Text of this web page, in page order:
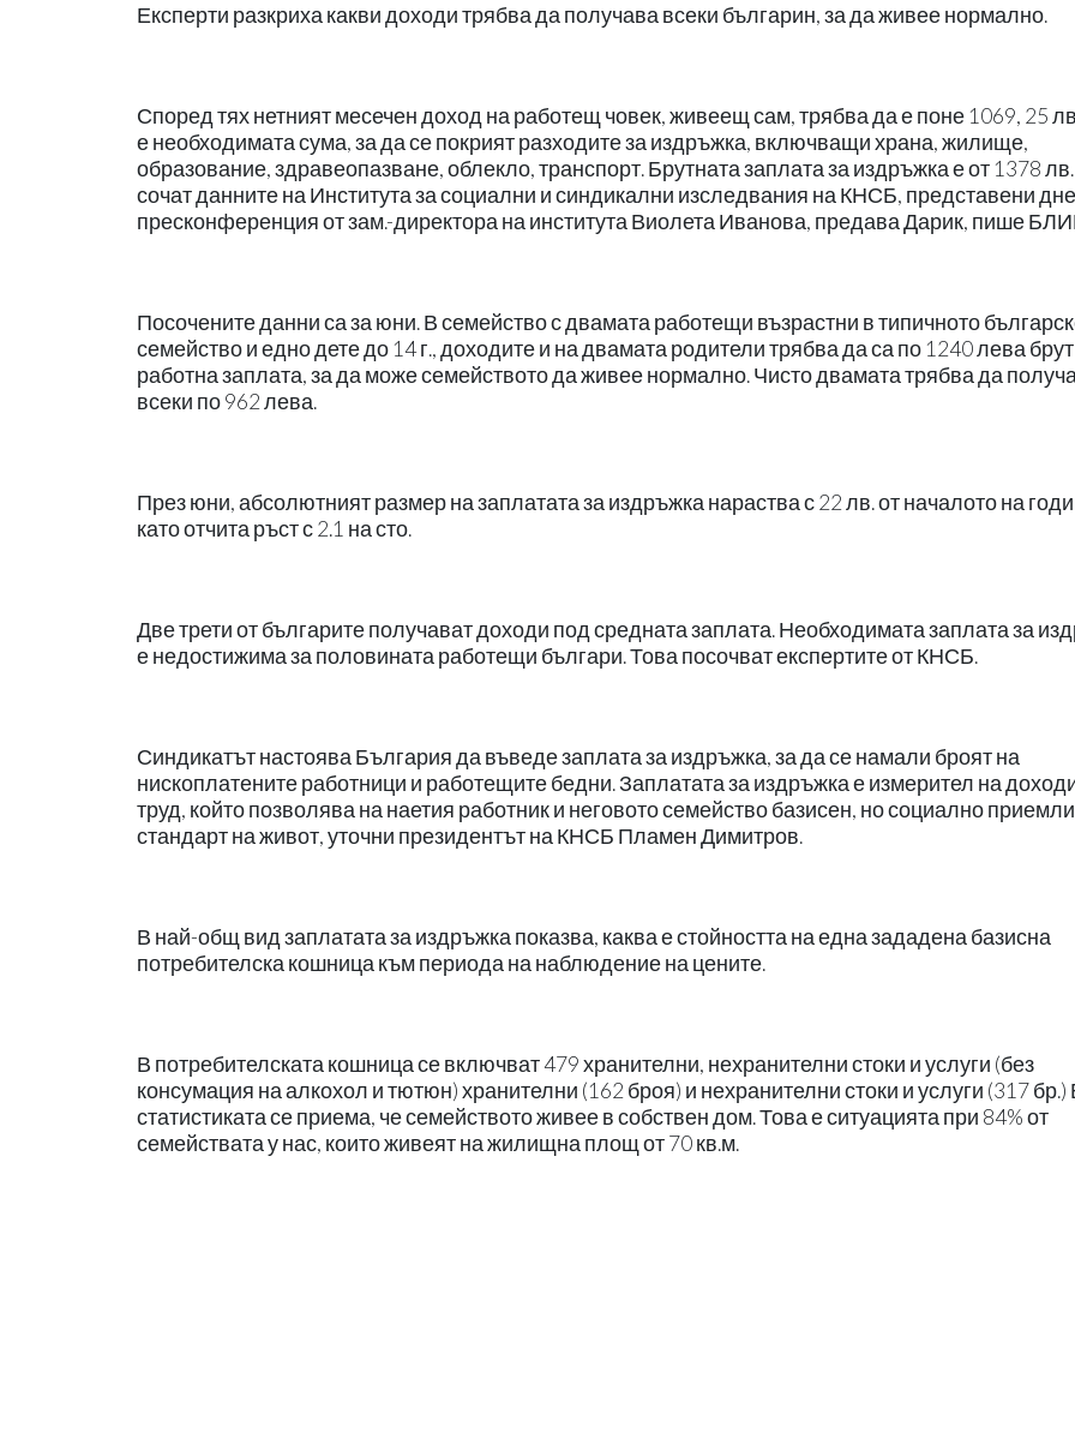
Експерти разкриха какви доходи трябва да получава всеки българин, за да живее нормално.
Според тях нетният месечен доход на работещ човек, живеещ сам, трябва да е поне 1069, 25
е необходимата сума, за да се покрият разходите за издръжка, включващи храна, жилище,
образование, здравеопазване, облекло, транспорт. Брутната заплата за издръжка е от 1378
сочат данните на Института за социални и синдикални изследвания на КНСБ, представени
пресконференция от зам.-директора на института Виолета Иванова, предава Дарик, пише
Посочените данни са за юни. В семейство с двамата работещи възрастни в типичното
семейство и едно дете до 14 г., доходите и на двамата родители трябва да са по 1240 лева
работна заплата, за да може семейството да живее нормално. Чисто двамата трябва да
всеки по 962 лева.
През юни, абсолютният размер на заплатата за издръжка нараства с 22 лв. от началото на
като отчита ръст с 2.1 на сто.
Две трети от българите получават доходи под средната заплата. Необходимата заплата за
е недостижима за половината работещи българи. Това посочват експертите от КНСБ.
Синдикатът настоява България да въведе заплата за издръжка, за да се намали броят на
нископлатените работници и работещите бедни. Заплатата за издръжка е измерител на
труд, който позволява на наетия работник и неговото семейство базисен, но социално
стандарт на живот, уточни президентът на КНСБ Пламен Димитров.
В най-общ вид заплатата за издръжка показва, каква е стойността на една зададена базисна
потребителска кошница към периода на наблюдение на цените.
В потребителската кошница се включват 479 хранителни, нехранителни стоки и услуги (без
консумация на алкохол и тютюн) хранителни (162 броя) и нехранителни стоки и услуги (317 бр.)
статистиката се приема, че семейството живее в собствен дом. Това е ситуацията при 84% от
семействата у нас, които живеят на жилищна площ от 70 кв.м.